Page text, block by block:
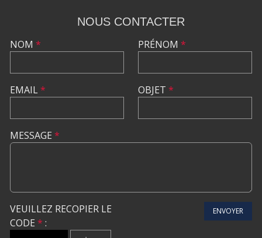
NOUS CONTACTER
NOM *
EMAIL*
PRÉNOM *
OBJET *
MESSAGE *
VEUILLEZ RECOPIER LE
CODE * :
ENVOYER